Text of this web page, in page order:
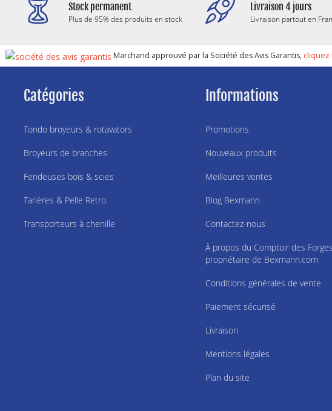
Stock permanent
Plus de 95% des produits en stock
Livraison 4 jours
Livraison partout en
Marchand approuvé par la Société des Avis Garantis, cliquez
Catégories
Tondo broyeurs & rotavators
Broyeurs de branches
Fendeuses bois & scies
Tarières & Pelle Retro
Transporteurs à chenille
Informations
Promotions
Nouveaux produits
Meilleures ventes
Blog Bexmann
Contactez-nous
À propos du Comptoir des
propriétaire de Bexmann.com
Conditions générales de vente
Paiement sécurisé
Livraison
Mentions légales
Plan du site